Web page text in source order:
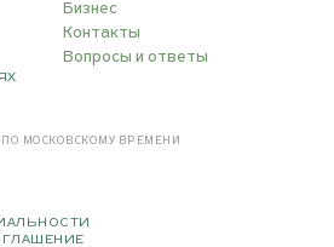
Бизнес
Контакты
Вопросы и ответы
ПО МОСКОВСКОМУ ВРЕМЕНИ